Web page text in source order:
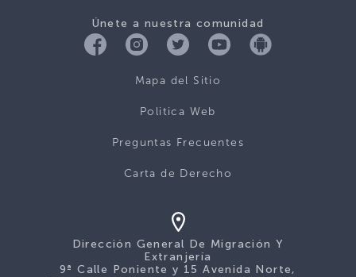
Únete a nuestra comunidad
Mapa del Sitio
Politica Web
Preguntas Frecuentes
Carta de Derecho
Dirección General De Migración Y
Extranjería
9ª Calle Poniente y 15 Avenida Norte,